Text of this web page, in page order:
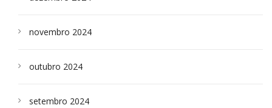
novembro 2024
outubro 2024
setembro 2024